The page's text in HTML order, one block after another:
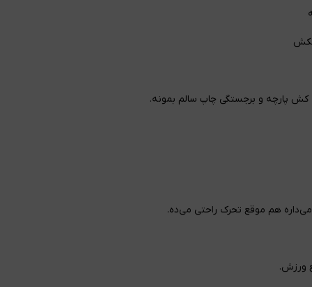
پارچه و برجستگی چاپ سالم بمونه.
هم موقع تحرک راحتی می‌ده.
ورزش.